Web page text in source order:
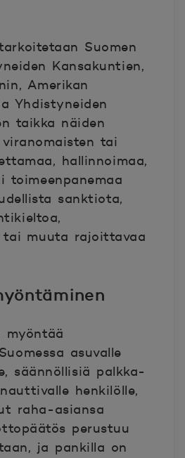
Suomen
Kansakuntien,
Amerikan
Yhdistyneiden
taikka näiden
tai
hallinnoimaa,
toimeenpanemaa
sanktiota,
tai muuta rajoittavaa
myöntää
asuvalle
säännöllisiä palkka-
henkilölle,
raha-asiansa
perustuu
ja pankilla on